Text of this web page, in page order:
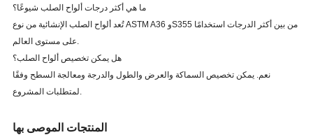
ما هي أكثر درجات ألواح الصلب شيوعًا؟
تُعد ألواح الصلب الإنشائية من نوع ASTM A36 وS355 من بين أكثر الدرجات استخدامًا
على مستوى العالم.
هل يمكن تخصيص ألواح الصلب؟
نعم. يمكن تخصيص السماكة والعرض والطول والدرجة ومعالجة السطح وفقًا
لمتطلبات المشروع.
المنتجات الموصى بها